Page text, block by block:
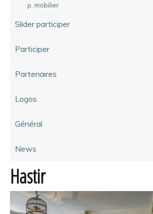
p. mobilier
Slider participer
Participer
Partenaires
Logos
Général
News
Hastir